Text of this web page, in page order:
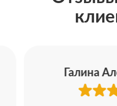
Галина